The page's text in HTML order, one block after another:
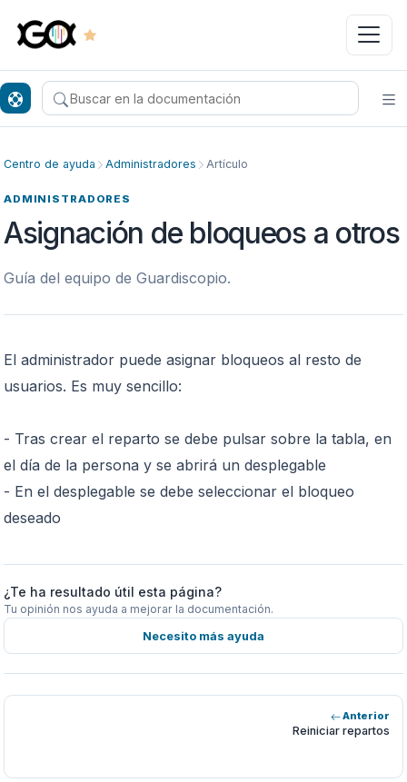
Buscar en el centro de ayuda
Centro de ayuda Administradores Artículo
ADMINISTRADORES
Asignación de bloqueos a otros
Guía del equipo de Guardiscopio.
El administrador puede asignar bloqueos al resto de
usuarios. Es muy sencillo:
- Tras crear el reparto se debe pulsar sobre la tabla, en
el día de la persona y se abrirá un desplegable
- En el desplegable se debe seleccionar el bloqueo
deseado
¿Te ha resultado útil esta página?
Tu opinión nos ayuda a mejorar la documentación.
Necesito más ayuda
Anterior
Reiniciar repartos